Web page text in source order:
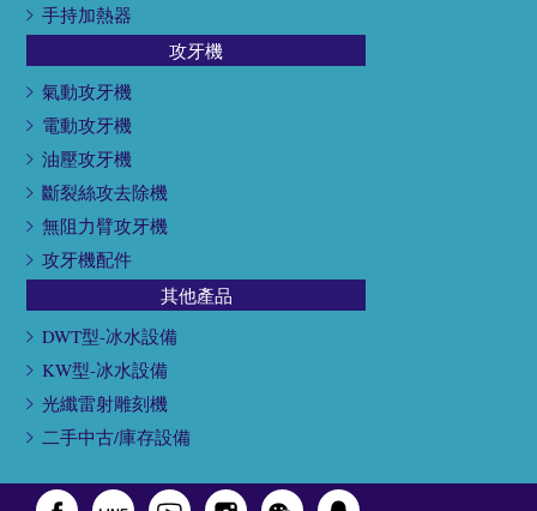
手持加熱器
攻牙機
氣動攻牙機
電動攻牙機
油壓攻牙機
斷裂絲攻去除機
無阻力臂攻牙機
攻牙機配件
其他產品
DWT型-冰水設備
KW型-冰水設備
光纖雷射雕刻機
二手中古/庫存設備